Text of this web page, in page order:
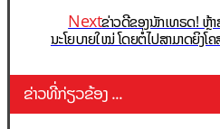
Nextຂ່າວດີຂອງນັກເທຣດ! ຫຼ້
ນະໂຍບາຍໃໝ່ ໂດຍຕໍ່ໄປສາມາດຍິງ
ຂ່າວທີ່ກ່ຽວຂ້ອງ ...